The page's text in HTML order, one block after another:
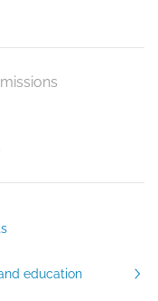
education